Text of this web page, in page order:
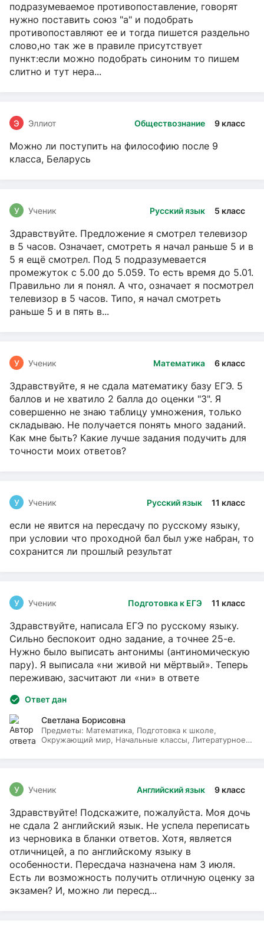
подразумеваемое противопоставление, говорят
нужно поставить союз "а" и подобрать
противопоставляют ее и тогда пишется раздельно
слово,но так же в правиле присутствует
пункт:если можно подобрать синоним то пишем
слитно и тут нера...
Обществознание 9 класс
Э Эллиот
Можно ли поступить на философию после 9
класса, Беларусь
Русский язык 5 класс
У Ученик
Здравствуйте. Предложение я смотрел телевизор
в 5 часов. Означает, смотреть я начал раньше 5 и в
5 я ещё смотрел. Под 5 подразумевается
промежуток с 5.00 до 5.059. То есть время до 5.01.
Правильно ли я понял. А что, означает я посмотрел
телевизор в 5 часов. Типо, я начал смотреть
раньше 5 и в пять в...
Математика 6 класс
У Ученик
Здравствуйте, я не сдала математику базу ЕГЭ. 5
баллов и не хватило 2 балла до оценки "3". Я
совершенно не знаю таблицу умножения, только
складываю. Не получается понять много заданий.
Как мне быть? Какие лучше задания подучить для
точности моих ответов?
Русский язык 11 класс
У Ученик
если не явится на пересдачу по русскому языку,
при условии что проходной бал был уже набран, то
сохранится ли прошлый результат
Подготовка к ЕГЭ 11 класс
У Ученик
Здравствуйте, написала ЕГЭ по русскому языку.
Сильно беспокоит одно задание, а точнее 25-е.
Нужно было выписать антонимы (антиномическую
пару). Я выписала «ни живой ни мёртвый». Теперь
переживаю, засчитают ли «ни» в ответе
Ответ дан
Светлана Борисовна
Предметы: Математика, Подготовка к школе,
Окружающий мир, Начальные классы, Литературное
Английский язык 9 класс
У Ученик
Здравствуйте! Подскажите, пожалуйста. Моя дочь
не сдала 2 английский язык. Не успела переписать
из черновика в бланки ответов. Хотя, является
отличницей, а по английскому языку в
особенности. Пересдача назначена нам 3 июля.
Есть ли возможность получить отличную оценку за
экзамен? И, можно ли пересд...